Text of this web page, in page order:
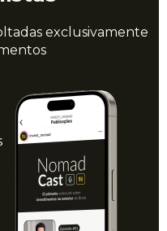
exclusivamente